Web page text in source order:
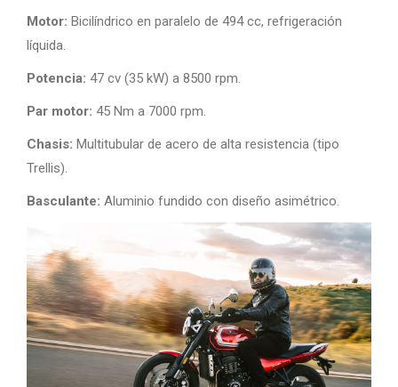
Motor: Bicilíndrico en paralelo de 494 cc, refrigeración
líquida.
Potencia: 47 cv (35 kW) a 8500 rpm.
Par motor: 45 Nm a 7000 rpm.
Chasis: Multitubular de acero de alta resistencia (tipo
Trellis).
Basculante: Aluminio fundido con diseño asimétrico.